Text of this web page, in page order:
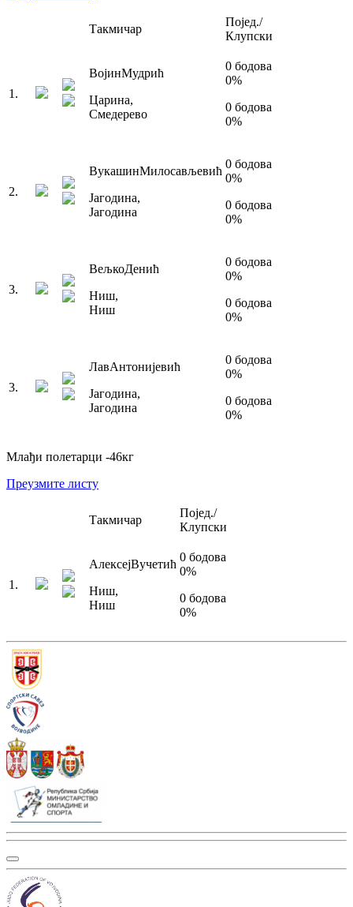
Такмичар
Појед./
Клупски
1 .
ВојинМудрић
Царина,
Смедерево
0 бодова
0%
0 бодова
0%
2.
ВукашинМилосављевић
Јагодина,
Јагодина
0 бодова
0%
0 бодова
0%
3.
ВељкоДенић
Ниш,
Ниш
0 бодова
0%
0 бодова
0%
3.
ЛавАнтонијевић
Јагодина,
Јагодина
0 бодова
0%
0 бодова
0%
Млађи полетарци -46кг
Преузмите листу
Такмичар
Појед./
Клупски
1 .
АлексејВучетић
Ниш,
Ниш
0 бодова
0%
0 бодова
0%